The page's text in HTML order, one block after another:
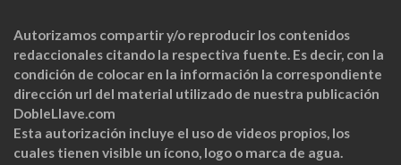
Autorizamos compartir y/o reproducir los contenidos
redaccionales citando la respectiva fuente. Es decir, con la
condición de colocar en la información la correspondiente
dirección url del material utilizado de nuestra publicación
DobleLlave.com
Esta autorización incluye el uso de videos propios, los
cuales tienen visible un ícono, logo o marca de agua.